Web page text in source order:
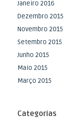
Janeiro 2016
Dezembro 2015
Novembro 2015
Setembro 2015
Junho 2015
Maio 2015
Março 2015
Categorias